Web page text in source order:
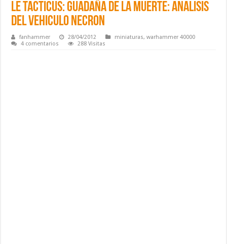
Le Tacticus: Guadaña de la Muerte: Analisis
del vehiculo necron
fanhammer 28/04/2012 miniaturas,warhammer 40000
4 comentarios
288 Visitas